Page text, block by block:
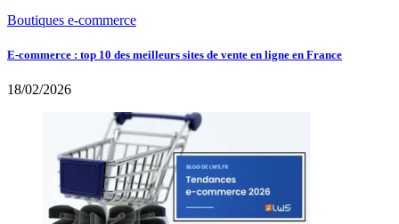
Boutiques e-commerce
E-commerce : top 10 des meilleurs sites de vente en ligne en France
18/02/2026